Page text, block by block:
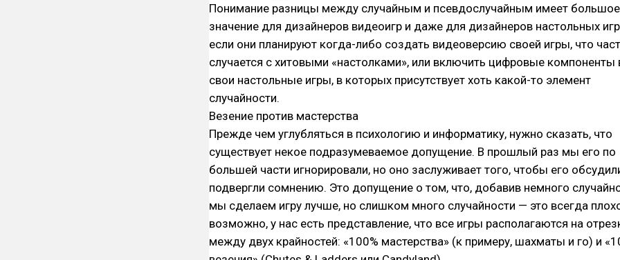
Понимание разницы между случайным и псевдослучайным имеет большое
значение для дизайнеров видеоигр и даже для дизайнеров настольных
если они планируют когда-либо создать видеоверсию своей игры, что
случается с хитовыми «настолками», или включить цифровые компоненты
свои настольные игры, в которых присутствует хоть какой-то элемент
случайности.
Везение против мастерства
Прежде чем углубляться в психологию и информатику, нужно сказать, что
существует некое подразумеваемое допущение. В прошлый раз мы его по
большей части игнорировали, но оно заслуживает того, чтобы его
подвергли сомнению. Это допущение о том, что, добавив немного
мы сделаем игру лучше, но слишком много случайности — это всегда
возможно, у нас есть представление, что все игры располагаются на
между двух крайностей: «100% мастерства» (к примеру, шахматы и го) и